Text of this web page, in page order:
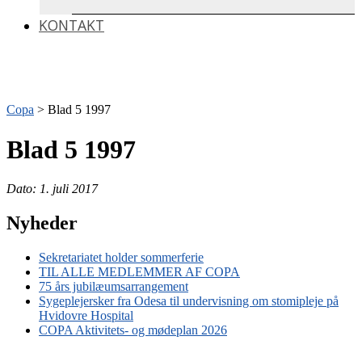
KONTAKT
Copa > Blad 5 1997
Blad 5 1997
Dato: 1. juli 2017
Nyheder
Sekretariatet holder sommerferie
TIL ALLE MEDLEMMER AF COPA
75 års jubilæumsarrangement
Sygeplejersker fra Odesa til undervisning om stomipleje på
Hvidovre Hospital
COPA Aktivitets- og mødeplan 2026